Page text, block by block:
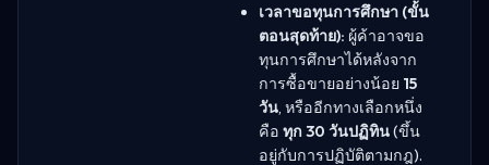
เวลาขอทุนการศึกษา (ขั้น
ตอนสุดท้าย): ผู้ค้าอาจขอ
ทุนการศึกษาได้หลังจาก
การซื้อขายอย่างน้อย 15
วัน, หรืออีกทางเลือกหนึ่ง
คือ ทุก 30 วันปฏิทิน(ขึ้น
อยู่กับการปฏิบัติตามกฎ).